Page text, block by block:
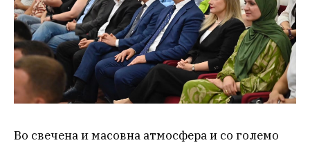
Во свечена и масовна атмосфера и со големо